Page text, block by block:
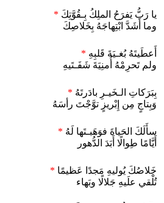
يا رَبُّ يَفرَحُ الملِكُ بِـقُوَّتِكَ *
وما أَشَدَّ ابْتِهاجَهُ بِخَلاصِكَ
أَعطَيتَهُ بُغـيَةَ قَلبِهِ *
ولم تَحرِمْهُ أُمنِيَةَ شَفَـتَيهِ
بِبَرَكاتِ الـخَيـرِ بادَرتَهُ *
وَبِتاجٍ مِن إِبْريزٍ توَّجْتَ رأسَهُ
سأَلَكَ الحَياةَ فوَهَبـتَها لَهُ *
أَيَّامًا طِوالًا أَبَدَ الدُّهور
خَلاصُكَ يُوليهِ مَجدًا عَظيمًا *
تُلْقي علَيهِ جَلالًا وبَهاء